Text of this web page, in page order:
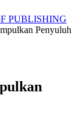
PUBLISHING
Penyuluh